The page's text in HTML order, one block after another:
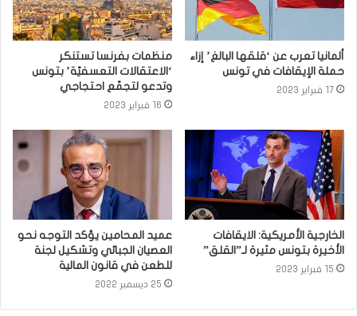
ألمانيا تعرب عن ‘قلقها البالغ’ إزاء
حملة الإيقافات في تونس
17 فبراير 2023
منظمات بفرنسا تستنكر
‘الاعتقالات التعسفيّة’ بتونس
وتدعو لتجمّع احتجاجي
16 فبراير 2023
الخارجية الأمريكية: الايقافات
الأخيرة بتونس مثيرة لـ”القلق”
15 فبراير 2023
عميد المحامين يؤكد التوجه نحو
العصيان الجبائي وتشكيل لجنة
للطعن في قانون المالية
25 ديسمبر 2022